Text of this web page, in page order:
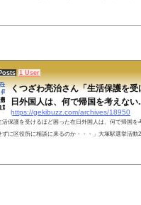
1 User
くつざわ亮治さん「生活保護を
日外国人は、何で帰国を考えない
https://gekibuzz.com/archives/18950
活保護を受けるほど困った在日外国人は、何で帰国を
に区役所に相談に来るのか・・・」大塚駅選挙活動